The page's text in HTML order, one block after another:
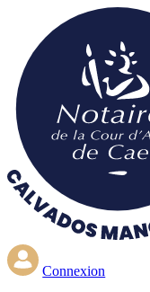
contenu
principal
Connexion